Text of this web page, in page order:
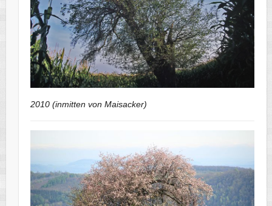
2010 (inmitten von Maisacker)